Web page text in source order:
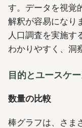
す。データを視覚
解釈が容易になり
人口調査を実施す
わかりやすく、洞
目的とユースケ
数量の比較
棒グラフは、さま